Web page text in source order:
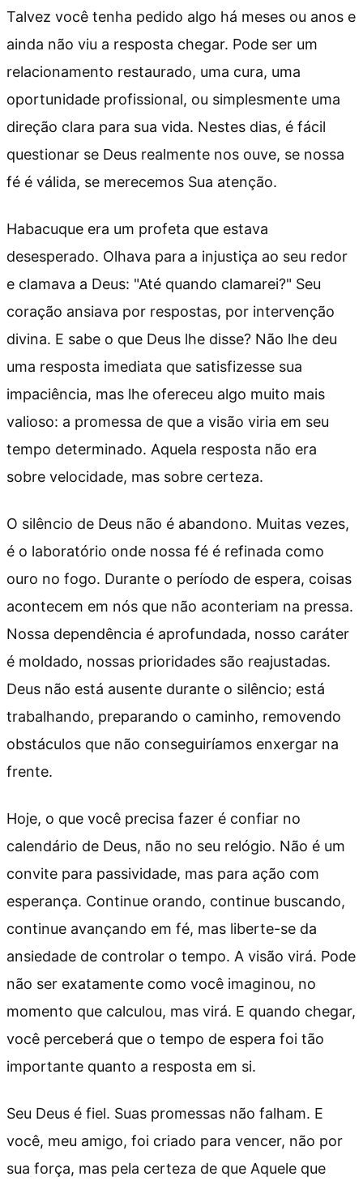
Talvez você tenha pedido algo há meses ou anos e
ainda não viu a resposta chegar. Pode ser um
relacionamento restaurado, uma cura, uma
oportunidade profissional, ou simplesmente uma
direção clara para sua vida. Nestes dias, é fácil
questionar se Deus realmente nos ouve, se nossa
fé é válida, se merecemos Sua atenção.
Habacuque era um profeta que estava
desesperado. Olhava para a injustiça ao seu redor
e clamava a Deus: "Até quando clamarei?" Seu
coração ansiava por respostas, por intervenção
divina. E sabe o que Deus lhe disse? Não lhe deu
uma resposta imediata que satisfizesse sua
impaciência, mas lhe ofereceu algo muito mais
valioso: a promessa de que a visão viria em seu
tempo determinado. Aquela resposta não era
sobre velocidade, mas sobre certeza.
O silêncio de Deus não é abandono. Muitas vezes,
é o laboratório onde nossa fé é refinada como
ouro no fogo. Durante o período de espera, coisas
acontecem em nós que não aconteriam na pressa.
Nossa dependência é aprofundada, nosso caráter
é moldado, nossas prioridades são reajustadas.
Deus não está ausente durante o silêncio; está
trabalhando, preparando o caminho, removendo
obstáculos que não conseguiríamos enxergar na
frente.
Hoje, o que você precisa fazer é confiar no
calendário de Deus, não no seu relógio. Não é um
convite para passividade, mas para ação com
esperança. Continue orando, continue buscando,
continue avançando em fé, mas liberte-se da
ansiedade de controlar o tempo. A visão virá. Pode
não ser exatamente como você imaginou, no
momento que calculou, mas virá. E quando chegar,
você perceberá que o tempo de espera foi tão
importante quanto a resposta em si.
Seu Deus é fiel. Suas promessas não falham. E
você, meu amigo, foi criado para vencer, não por
sua força, mas pela certeza de que Aquele que